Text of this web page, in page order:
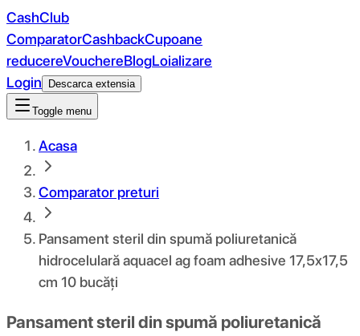
CashClub
ComparatorCashbackCupoane
reducereVouchereBlogLoializare
Login
Descarca extensia
Toggle menu
Acasa
Comparator preturi
Pansament steril din spumă poliuretanică
hidrocelulară aquacel ag foam adhesive 17,5x17,5
cm 10 bucăți
Pansament steril din spumă poliuretanică